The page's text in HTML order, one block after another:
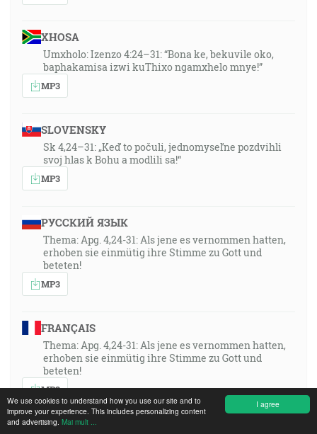
I agree
We use cookies to understand how you use our site and to
improve your experience. This includes personalizing content
and advertising. Mai mult ...
XHOSA
Umxholo: Izenzo 4:24–31: “Bona ke, bekuvile oko,
baphakamisa izwi kuThixo ngamxhelo mnye!”
MP3
SLOVENSKY
Sk 4,24–31: „Keď to počuli, jednomyseľne pozdvihli
svoj hlas k Bohu a modlili sa!“
MP3
РУССКИЙ ЯЗЫК
Thema: Apg. 4,24-31: Als jene es vernommen hatten,
erhoben sie einmütig ihre Stimme zu Gott und
beteten!
MP3
FRANÇAIS
Thema: Apg. 4,24-31: Als jene es vernommen hatten,
erhoben sie einmütig ihre Stimme zu Gott und
beteten!
MP3